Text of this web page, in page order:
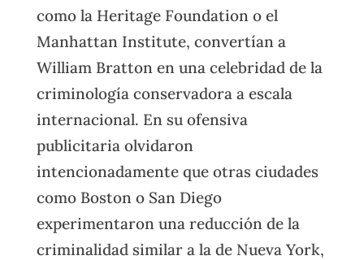
como la Heritage Foundation o el
Manhattan Institute, convertían a
William Bratton en una celebridad de la
criminología conservadora a escala
internacional. En su ofensiva
publicitaria olvidaron
intencionadamente que otras ciudades
como Boston o San Diego
experimentaron una reducción de la
criminalidad similar a la de Nueva York,